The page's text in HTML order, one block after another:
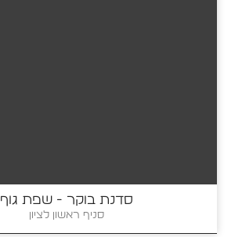
סדנת בוקר - שפת גוף
סניף ראשון לציון